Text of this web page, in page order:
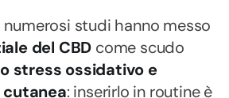
numerosi studi hanno messo
del CBD come scudo
stress ossidativo e
cutanea: inserirlo in routine è